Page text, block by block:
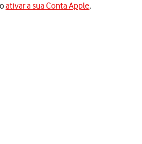
ativar a sua Conta Apple.